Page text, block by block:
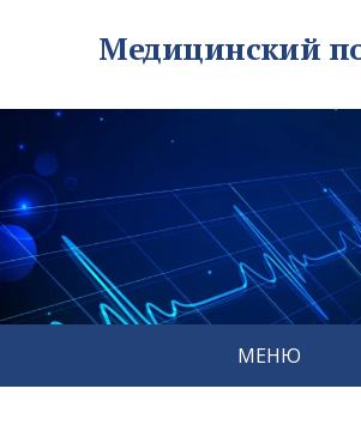
Медицинский
МЕНЮ